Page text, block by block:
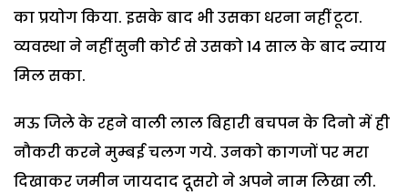
का प्रयोग किया. इसके बाद भी उसका धरना नहीं टूटा.
व्यवस्था ने नहीं सुनी कोर्ट से उसको 14 साल के बाद न्याय
मिल सका.
मऊ जिले के रहने वाली लाल बिहारी बचपन के दिनो में ही
नौकरी करने मुम्बई चलग गये. उनको कागजों पर मरा
दिखाकर जमीन जायदाद दूसरो ने अपने नाम लिखा ली.